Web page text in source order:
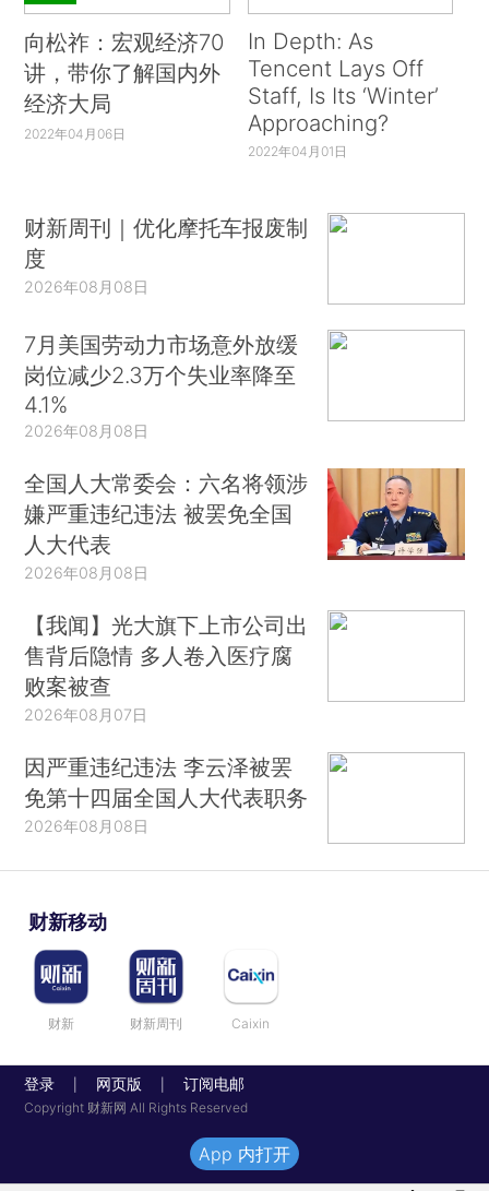
向松祚：宏观经济70
讲，带你了解国内外
经济大局
2022年04月06日
In Depth: As
Tencent Lays Off
Staff, Is Its ‘Winter’
Approaching?
2022年04月01日
财新周刊｜优化摩托车报废制
度
2026年08月08日
7月美国劳动力市场意外放缓
岗位减少2.3万个失业率降至
4.1%
2026年08月08日
全国人大常委会：六名将领涉
嫌严重违纪违法 被罢免全国
人大代表
2026年08月08日
【我闻】光大旗下上市公司出
售背后隐情 多人卷入医疗腐
败案被查
2026年08月07日
因严重违纪违法 李云泽被罢
免第十四届全国人大代表职务
2026年08月08日
财新移动
财新 财新周刊 Caixin
登录 网页版 订阅电邮
Copyright 财新网 All Rights Reserved
App 内打开